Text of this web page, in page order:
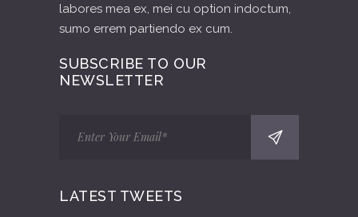
labores mea ex, mei cu option indoctum,
sumo errem partiendo ex cum.
SUBSCRIBE TO OUR
NEWSLETTER
LATEST TWEETS